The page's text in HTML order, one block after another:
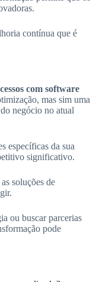
contínua que é
com software
mas sim uma
negócio no atual
específicas da sua
significativo.
soluções de
ou buscar parcerias
pode